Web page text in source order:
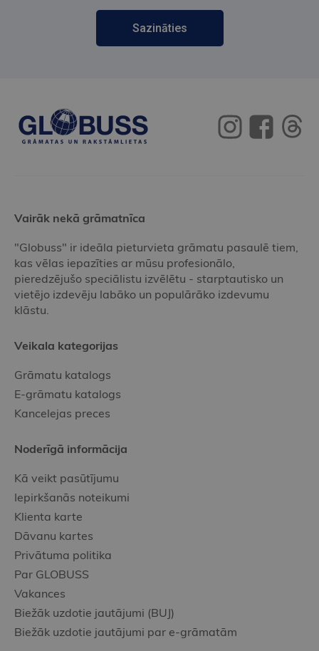
Sazināties
Vairāk nekā grāmatnīca
"Globuss" ir ideāla pieturvieta grāmatu pasaulē tiem,
kas vēlas iepazīties ar mūsu profesionālo,
pieredzējušo speciālistu izvēlētu - starptautisko un
vietējo izdevēju labāko un populārāko izdevumu
klāstu.
Veikala kategorijas
Grāmatu katalogs
E-grāmatu katalogs
Kancelejas preces
Noderīgā informācija
Kā veikt pasūtījumu
Iepirkšanās noteikumi
Klienta karte
Dāvanu kartes
Privātuma politika
Par GLOBUSS
Vakances
Biežāk uzdotie jautājumi (BUJ)
Biežāk uzdotie jautājumi par e-grāmatām